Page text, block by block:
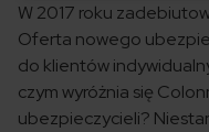
W 2017 roku
Oferta nowego
do klientów
czym wyróżnia się
ubezpieczycieli?